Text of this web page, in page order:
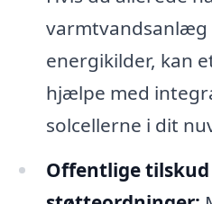
varmtvandsanlæg
energikilder, kan
hjælpe med
solcellerne i dit
Offentlige tilskud